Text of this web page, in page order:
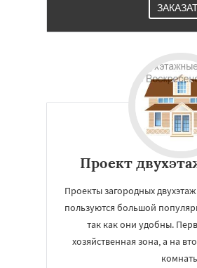
Проект
Проекты загородных
пользуются большой
так как они удобны.
хозяйственная зона, а на